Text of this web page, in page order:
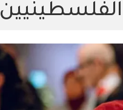
الفلسطينيين